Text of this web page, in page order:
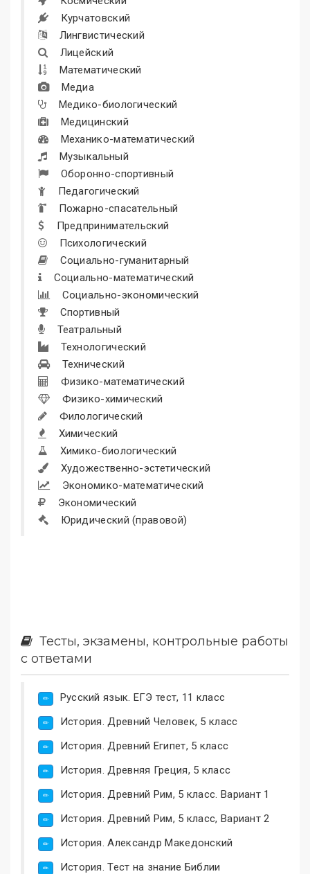
Курчатовский
Лингвистический
Лицейский
Математический
Медиа
Медико-биологический
Медицинский
Механико-математический
Музыкальный
Оборонно-спортивный
Педагогический
Пожарно-спасательный
Предпринимательский
Психологический
Социально-гуманитарный
Социально-математический
Социально-экономический
Спортивный
Театральный
Технологический
Технический
Физико-математический
Физико-химический
Филологический
Химический
Химико-биологический
Художественно-эстетический
Экономико-математический
Экономический
Юридический (правовой)
Тесты, экзамены, контрольные работы
с ответами
Русский язык. ЕГЭ тест, 11 класс
История. Древний Человек, 5 класс
История. Древний Египет, 5 класс
История. Древняя Греция, 5 класс
История. Древний Рим, 5 класс. Вариант 1
История. Древний Рим, 5 класс, Вариант 2
История. Александр Македонский
История. Тест на знание Библии